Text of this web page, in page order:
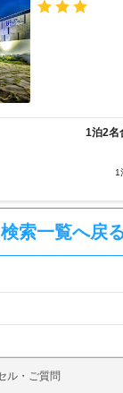
1泊2名
1
検索一覧へ戻